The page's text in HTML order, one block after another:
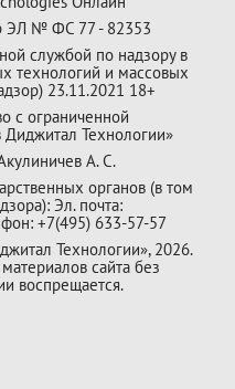
ЭЛ № ФС 77 - 82353
службой по надзору в
технологий и массовых
23.11.2021 18+
с ограниченной
Диджитал Технологии»
А. С.
органов (в том
Эл. почта:
+7(495) 633-57-57
Технологии», 2026.
сайта без
воспрещается.